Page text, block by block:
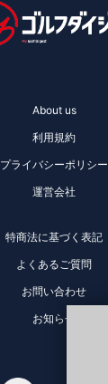
About us
利用規約
プライバシーポリシー
運営会社
特商法に基づく表記
よくあるご質問
お問い合わせ
お知らせ